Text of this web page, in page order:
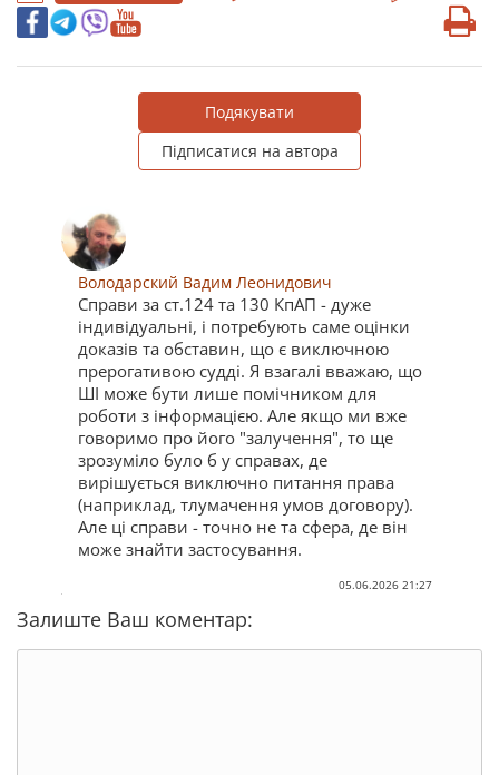
Подякувати
Підписатися на автора
Володарский Вадим Леонидович
Справи за ст.124 та 130 КпАП - дуже
індивідуальні, і потребують саме оцінки
доказів та обставин, що є виключною
прерогативою судді. Я взагалі вважаю, що
ШІ може бути лише помічником для
роботи з інформацією. Але якщо ми вже
говоримо про його "залучення", то ще
зрозуміло було б у справах, де
вирішується виключно питання права
(наприклад, тлумачення умов договору).
Але ці справи - точно не та сфера, де він
може знайти застосування.
05.06.2026 21:27
Залиште Ваш коментар: